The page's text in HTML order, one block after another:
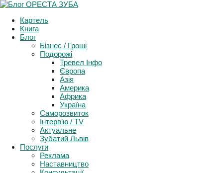
Картель
Книга
Блог
Бізнес / Гроші
Подорожі
Тревел Інфо
Європа
Азія
Америка
Африка
Україна
Саморозвиток
Інтерв’ю / TV
Актуальне
Зубатий Львів
Послуги
Реклама
Support and Follow events in Ukraine